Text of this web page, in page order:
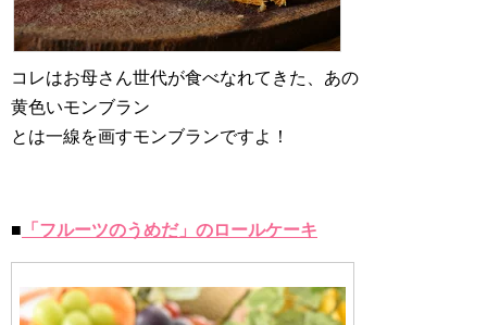
コレはお母さん世代が食べなれてきた、あの
黄色いモンブラン
とは一線を画すモンブランですよ！
■ 「フルーツのうめだ」のロールケーキ